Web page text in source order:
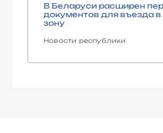
В Беларуси расширен
документов для въезда
зону
Новости республики